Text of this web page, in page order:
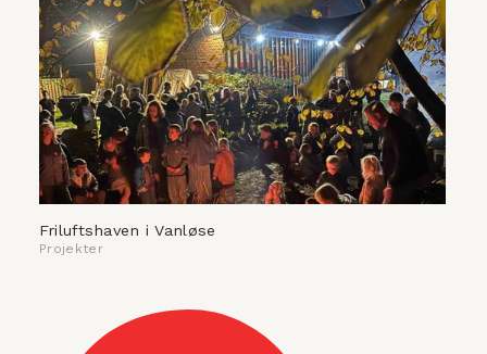
Friluftshaven i Vanløse
Projekter